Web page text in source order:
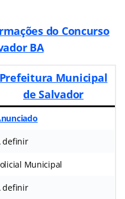
do Concurso
BA
Prefeitura Municipal
de Salvador
definir
Municipal
definir